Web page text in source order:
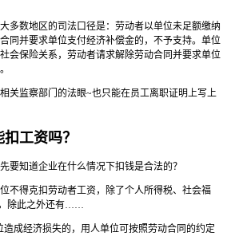
多数地区的司法口径是：劳动者以单位未足额缴纳
同并要求单位支付经济补偿金的，不予支持。单位
会保险关系，劳动者请求解除劳动合同并要求单位
关监察部门的法眼~也只能在员工离职证明上写上
工资吗？
要知道企业在什么情况下扣钱是合法的？
不得克扣劳动者工资，除了个人所得税、社会福
除此之外还有……
成经济损失的，用人单位可按照劳动合同的约定